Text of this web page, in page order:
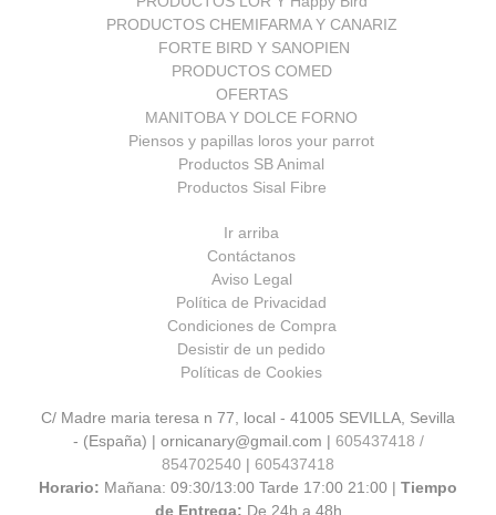
PRODUCTOS CHEMIFARMA Y CANARIZ
FORTE BIRD Y SANOPIEN
PRODUCTOS COMED
OFERTAS
MANITOBA Y DOLCE FORNO
Piensos y papillas loros your parrot
Productos SB Animal
Productos Sisal Fibre
Ir arriba
Contáctanos
Aviso Legal
Política de Privacidad
Condiciones de Compra
Desistir de un pedido
Políticas de Cookies
C/ Madre maria teresa n 77, local - 41005 SEVILLA, Sevilla
- (España) | ornicanary@gmail.com | 605437418 /
854702540 | 605437418
Horario: Mañana: 09:30/13:00 Tarde 17:00 21:00 | Tiempo
de Entrega: De 24h a 48h